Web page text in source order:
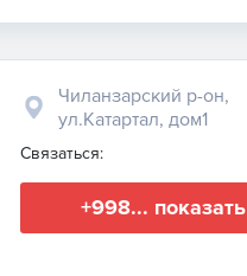
Чиланзарский р-он,
ул.Катартал, дом1
Связаться:
+998... показать